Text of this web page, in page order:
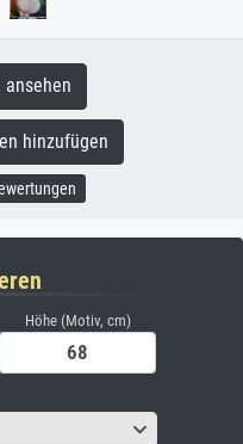
hinzufügen
Höhe (Motiv, cm)